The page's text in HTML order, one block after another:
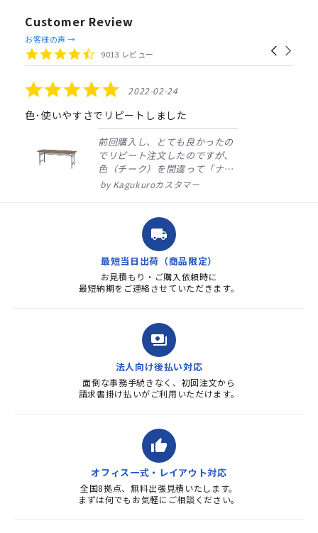
Customer Review
Reviews
carousel
Carousel
4.4
star
9013 レビュー
お客様の声 →
5.0
star
rating
2022-02-24
色･使いやすさでリピートしました
前回購入し、とても良かったの
でリピート注文したのですが、
色（チーク）を間違って「ナチ
ュラル」としてしまいました。
ました。商品到着も早く、品
質・使いやすさで満足していま
す。また、リピートするときは
よろしくお...
Kagukuroカスタマー
local_shipping
最短当日出荷（商品限定）
お見積もり・ご購入依頼時に
最短納期をご連絡させていただきます。
payments
法人向け後払い対応
面倒な事務手続きなく、初回注文から
請求書掛け払いがご利用いただけます。
thumb_up
オフィス一式・レイアウト対応
全国8拠点、無料出張見積いたします。
まずは何でもお気軽にご相談ください。